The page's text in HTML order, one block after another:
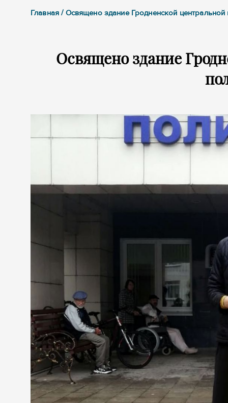
Главная / Освящено здание Гродненской
Освящено здание